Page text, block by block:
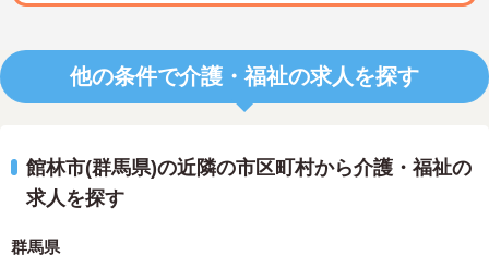
他の条件で介護・福祉の求人を探す
館林市(群馬県)の近隣の市区町村から介護・福祉の
求人を探す
群馬県